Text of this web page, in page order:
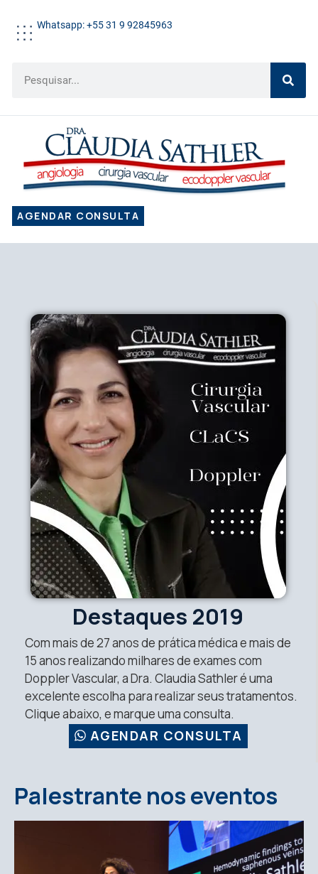
Whatsapp: +55 31 9 92845963
AGENDAR CONSULTA
Destaques 2019
Com mais de 27 anos de prática médica e mais de
15 anos realizando milhares de exames com
Doppler Vascular, a Dra. Claudia Sathler é uma
excelente escolha para realizar seus tratamentos.
Clique abaixo, e marque uma consulta.
AGENDAR CONSULTA
Palestrante nos eventos